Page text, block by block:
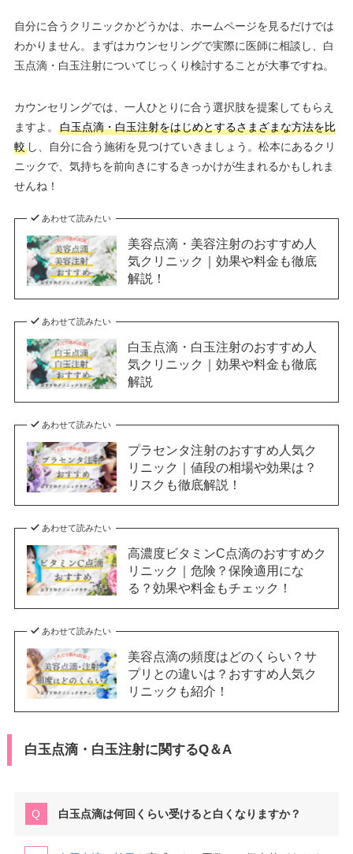
自分に合うクリニックかどうかは、ホームページを見るだけでは
わかりません。まずはカウンセリングで実際に医師に相談し、白
玉点滴・白玉注射についてじっくり検討することが大事ですね。
カウンセリングでは、一人ひとりに合う選択肢を提案してもらえ
ますよ。
白玉点滴・白玉注射をはじめとするさまざまな方法を比
較し、自分に合う施術を見つけていきましょう。松本にあるクリ
ニックで、気持ちを前向きにするきっかけが生まれるかもしれま
せんね！
あわせて読みたい
美容点滴・美容注射のおすすめ人
気クリニック｜効果や料金も徹底
解説！
あわせて読みたい
白玉点滴・白玉注射のおすすめ人
気クリニック｜効果や料金も徹底
解説
あわせて読みたい
プラセンタ注射のおすすめ人気ク
リニック｜値段の相場や効果は？
リスクも徹底解説！
あわせて読みたい
高濃度ビタミンC点滴のおすすめク
リニック｜危険？保険適用にな
る？効果や料金もチェック！
あわせて読みたい
美容点滴の頻度はどのくらい？サ
プリとの違いは？おすすめ人気ク
リニックも紹介！
白玉点滴・白玉注射に関するQ＆A
白玉点滴は何回くらい受けると白くなりますか？